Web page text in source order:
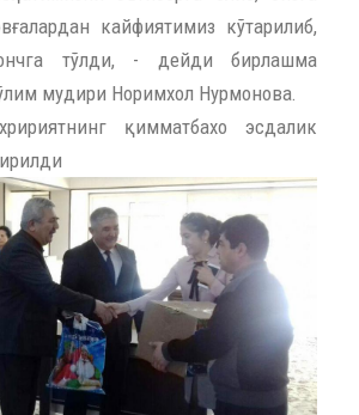
кайфиятимиз кўтарилиб,
тўлди, - дейди бирлашма
мудири Норимхол Нурмонова.
қимматбахо эсдалик